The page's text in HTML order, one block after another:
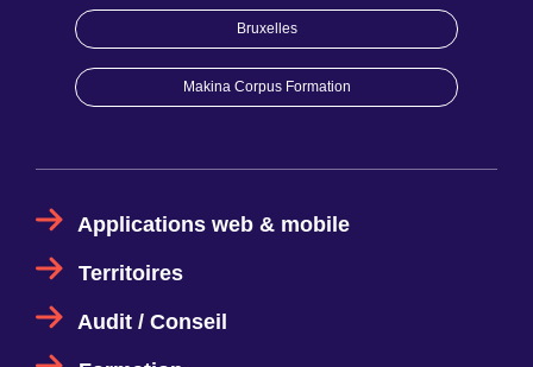
Applications web & mobile
Territoires
Audit / Conseil
Bruxelles
Makina Corpus Formation